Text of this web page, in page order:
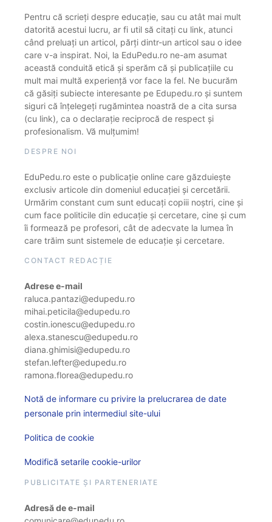
Pentru că scrieți despre educație, sau cu atât mai mult
datorită acestui lucru, ar fi util să citați cu link, atunci
când preluați un articol, părți dintr-un articol sau o idee
care v-a inspirat. Noi, la EduPedu.ro ne-am asumat
această conduită etică și sperăm că și publicațiile cu
mult mai multă experiență vor face la fel. Ne bucurăm
că găsiți subiecte interesante pe Edupedu.ro și suntem
siguri că înțelegeți rugămintea noastră de a cita sursa
(cu link), ca o declarație reciprocă de respect și
profesionalism. Vă mulțumim!
DESPRE NOI
EduPedu.ro este o publicație online care găzduiește
exclusiv articole din domeniul educației și cercetării.
Urmărim constant cum sunt educați copiii noștri, cine și
cum face politicile din educație și cercetare, cine și cum
îi formează pe profesori, cât de adecvate la lumea în
care trăim sunt sistemele de educație și cercetare.
CONTACT REDACȚIE
Adrese e-mail
raluca.pantazi@edupedu.ro
mihai.peticila@edupedu.ro
costin.ionescu@edupedu.ro
alexa.stanescu@edupedu.ro
diana.ghimisi@edupedu.ro
stefan.lefter@edupedu.ro
ramona.florea@edupedu.ro
Notă de informare cu privire la prelucrarea de date
personale prin intermediul site-ului
Politica de cookie
Modifică setarile cookie-urilor
PUBLICITATE ȘI PARTENERIATE
Adresă de e-mail